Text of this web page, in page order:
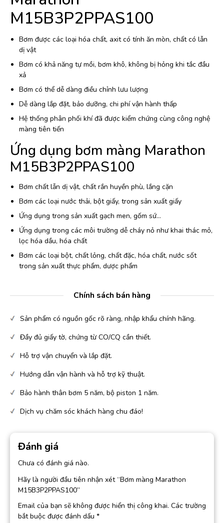
M15B3P2PPAS100
Bơm được các loại hóa chất, axit có tính ăn mòn, chất có lẫn
dị vật
Bơm có khả năng tự mồi, bơm khô, không bị hỏng khi tắc đầu
xả
Bơm có thể dễ dàng điều chỉnh lưu lượng
Dễ dàng lắp đặt, bảo dưỡng, chi phí vận hành thấp
Hệ thống phân phối khí đã được kiểm chứng cùng công nghệ
màng tiên tiến
Ứng dụng bơm màng Marathon
M15B3P2PPAS100
Bơm chất lẫn dị vật, chất rắn huyền phù, lắng cặn
Bơm các loại nước thải, bột giấy, trong sản xuất giấy
Ứng dụng trong sản xuất gạch men, gốm sứ…
Ứng dụng trong các môi trường dễ cháy nỏ như khai thác mỏ,
lọc hóa dầu, hóa chất
Bơm các loại bột, chất lỏng, chất đặc, hóa chất, nước sốt
trong sản xuất thực phẩm, dược phẩm
Chính sách bán hàng
Sản phẩm có nguồn gốc rõ ràng, nhập khẩu chính hãng.
Đầy đủ giấy tờ, chứng từ CO/CQ cần thiết.
Hỗ trợ vận chuyển và lắp đặt.
Hướng dẫn vận hành và hỗ trợ kỹ thuật.
Bảo hành thân bơm 5 năm, bộ piston 1 năm.
Dịch vụ chăm sóc khách hàng chu đáo!
Đánh giá
Chưa có đánh giá nào.
Hãy là người đầu tiên nhận xét “Bơm màng Marathon
M15B3P2PPAS100”
Email của bạn sẽ không được hiển thị công khai. Các trường
bắt buộc được đánh dấu *